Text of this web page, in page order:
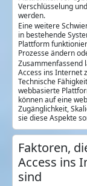
Verschlüsselung
werden.
Eine weitere
in bestehende
Plattform
Prozesse ändern
Zusammenfassend
Access ins Internet
Technische
webbasierte
können auf eine
Zugänglichkeit,
sie diese Aspekte
Faktoren,
Access ins
sind